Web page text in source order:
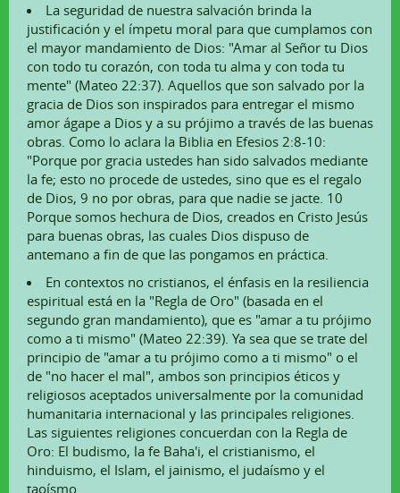
La seguridad de nuestra salvación brinda la
justificación y el ímpetu moral para que cumplamos con
el mayor mandamiento de Dios: "Amar al Señor tu Dios
con todo tu corazón, con toda tu alma y con toda tu
mente" (Mateo 22:37). Aquellos que son salvado por la
gracia de Dios son inspirados para entregar el mismo
amor ágape a Dios y a su prójimo a través de las buenas
obras. Como lo aclara la Biblia en Efesios 2:8-10:
"Porque por gracia ustedes han sido salvados mediante
la fe; esto no procede de ustedes, sino que es el regalo
de Dios, 9 no por obras, para que nadie se jacte. 10
Porque somos hechura de Dios, creados en Cristo Jesús
para buenas obras, las cuales Dios dispuso de
antemano a fin de que las pongamos en práctica.
En contextos no cristianos, el énfasis en la resiliencia
espiritual está en la "Regla de Oro" (basada en el
segundo gran mandamiento), que es "amar a tu prójimo
como a ti mismo" (Mateo 22:39). Ya sea que se trate del
principio de "amar a tu prójimo como a ti mismo" o el
de "no hacer el mal", ambos son principios éticos y
religiosos aceptados universalmente por la comunidad
humanitaria internacional y las principales religiones.
Las siguientes religiones concuerdan con la Regla de
Oro: El budismo, la fe Baha'i, el cristianismo, el
hinduismo, el Islam, el jainismo, el judaísmo y el
taoísmo.